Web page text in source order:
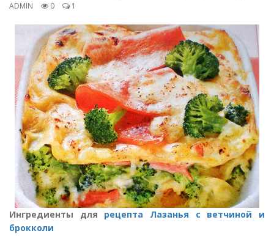
ADMIN
0 1
Ингредиенты для рецепта Лазанья с ветчиной и
брокколи